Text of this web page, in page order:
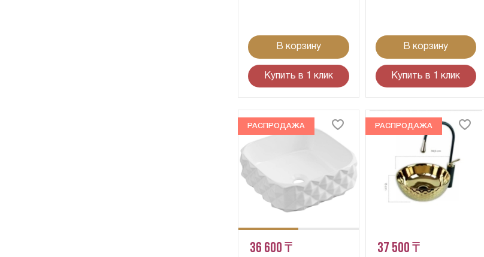
В корзину
Купить в 1 клик
В корзину
Купить в 1 клик
РАСПРОДАЖА
36 600 ₸
РАСПРОДАЖА
37 500 ₸